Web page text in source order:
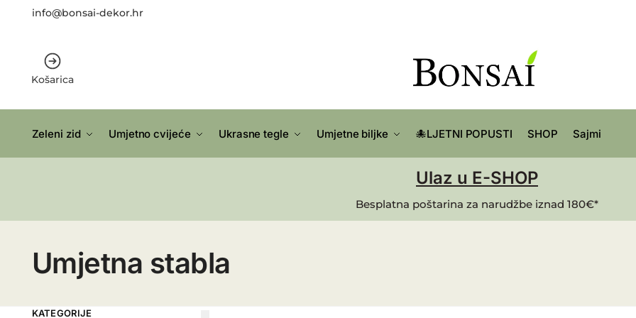
info@bonsai-dekor.hr
Košarica
Zeleni zid Umjetno cvijeće Ukrasne tegle Umjetne biljke 🐙LJETNI POPUSTI SHOP Sajmi
Ulaz u E-SHOP
Besplatna poštarina za narudžbe iznad 180€*
Umjetna stabla
KATEGORIJE